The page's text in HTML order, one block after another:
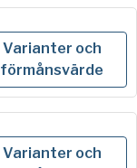
Varianter och
förmånsvärde
Varianter och